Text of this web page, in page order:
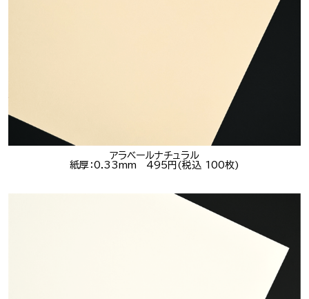
アラベールナチュラル
紙厚：0.33mm 495円(税込 100枚)